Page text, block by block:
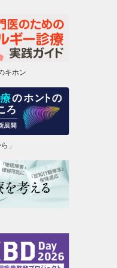
キホン
」